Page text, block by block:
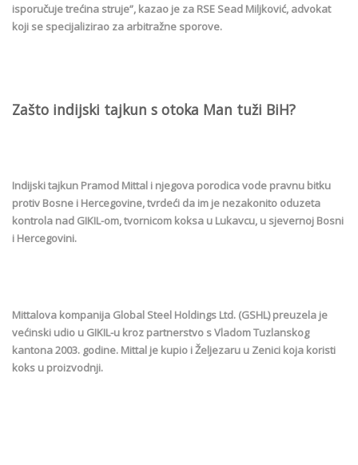
isporučuje trećina struje”, kazao je za RSE Sead Miljković, advokat
koji se specijalizirao za arbitražne sporove.
Zašto indijski tajkun s otoka Man tuži BiH?
Indijski tajkun Pramod Mittal i njegova porodica vode pravnu bitku
protiv Bosne i Hercegovine, tvrdeći da im je nezakonito oduzeta
kontrola nad GIKIL-om, tvornicom koksa u Lukavcu, u sjevernoj Bosni
i Hercegovini.
Mittalova kompanija Global Steel Holdings Ltd. (GSHL) preuzela je
većinski udio u GIKIL-u kroz partnerstvo s Vladom Tuzlanskog
kantona 2003. godine. Mittal je kupio i Željezaru u Zenici koja koristi
koks u proizvodnji.